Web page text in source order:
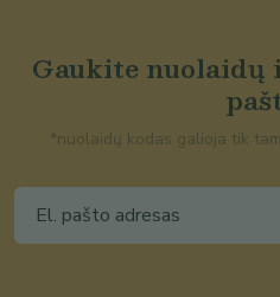
Gaukite nuolaidų
*nuolaidų kodas galioja tik